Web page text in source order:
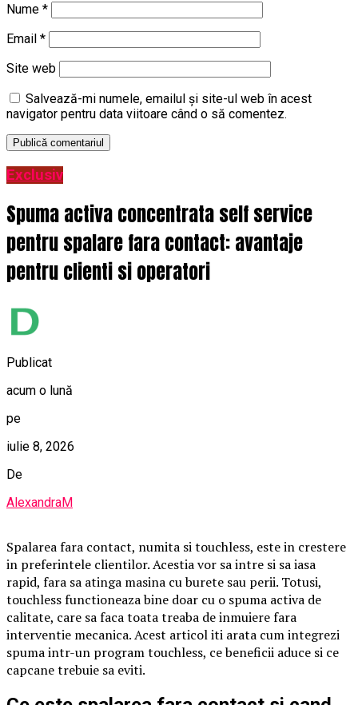
Nume *
Email *
Site web
Salvează-mi numele, emailul și site-ul web în acest
navigator pentru data viitoare când o să comentez.
Exclusiv
Spuma activa concentrata self service
pentru spalare fara contact: avantaje
pentru clienti si operatori
Publicat
acum o lună
pe
iulie 8, 2026
De
AlexandraM
Spalarea fara contact, numita si touchless, este in crestere
in preferintele clientilor. Acestia vor sa intre si sa iasa
rapid, fara sa atinga masina cu burete sau perii. Totusi,
touchless functioneaza bine doar cu o spuma activa de
calitate, care sa faca toata treaba de inmuiere fara
interventie mecanica. Acest articol iti arata cum integrezi
spuma intr-un program touchless, ce beneficii aduce si ce
capcane trebuie sa eviti.